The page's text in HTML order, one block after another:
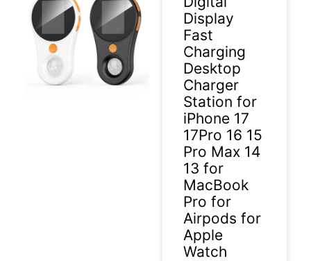
Display
Fast
Charging
Desktop
Charger
Station for
iPhone 17
17Pro 16 15
Pro Max 14
13 for
MacBook
Pro for
Airpods for
Apple
Watch